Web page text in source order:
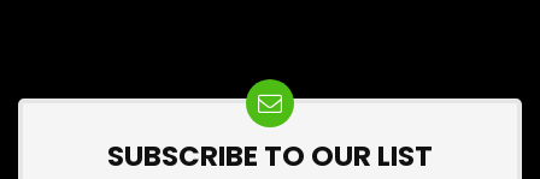
SUBSCRIBE TO OUR LIST